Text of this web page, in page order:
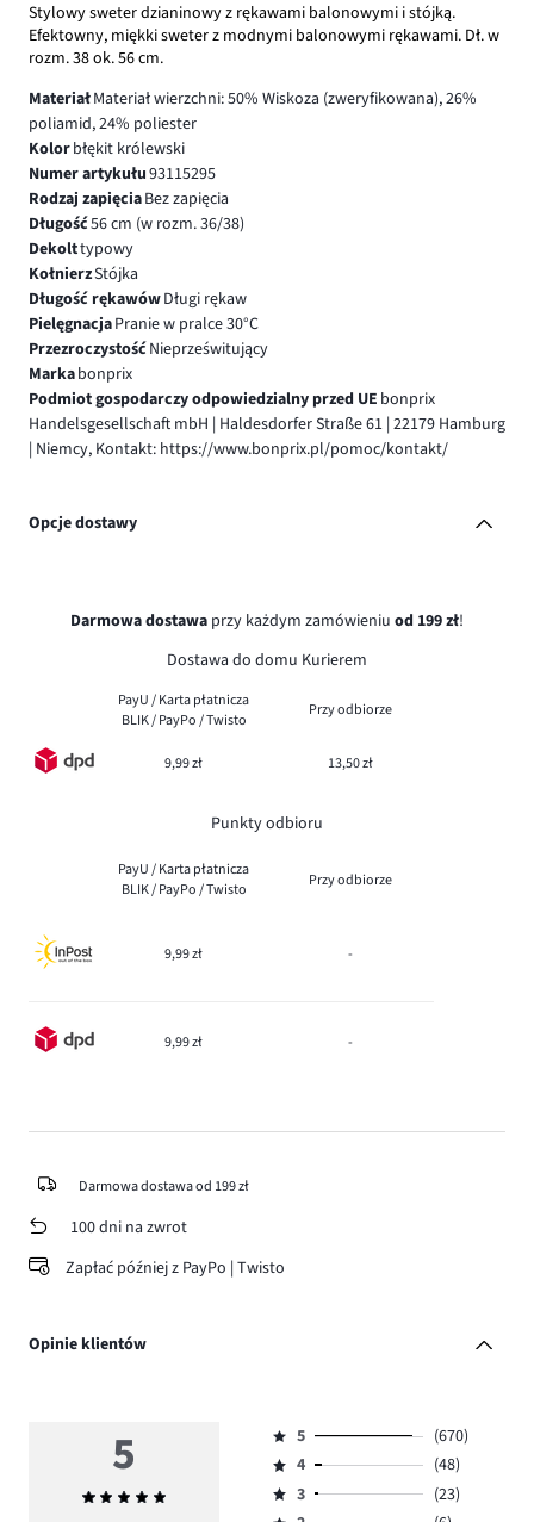
Stylowy sweter dzianinowy z rękawami balonowymi i stójką.
Efektowny, miękki sweter z modnymi balonowymi rękawami. Dł. w
rozm. 38 ok. 56 cm.
MateriałMateriał wierzchni: 50% Wiskoza (zweryfikowana), 26%
poliamid, 24% poliester
Kolorbłękit królewski
Numer artykułu93115295
Rodzaj zapięciaBez zapięcia
Długość56 cm (w rozm. 36/38)
Dekolttypowy
KołnierzStójka
Długość rękawówDługi rękaw
PielęgnacjaPranie w pralce 30°C
PrzezroczystośćNieprześwitujący
Markabonprix
Podmiot gospodarczy odpowiedzialny przed UE bonprix
Handelsgesellschaft mbH | Haldesdorfer Straße 61 | 22179 Hamburg
| Niemcy, Kontakt: https://www.bonprix.pl/pomoc/kontakt/
Opcje dostawy
Darmowa dostawa przy każdym zamówieniu od 199 zł!
Dostawa do domu Kurierem
PayU / Karta płatnicza
BLIK / PayPo / Twisto
Przy odbiorze
9,99 zł 13,50 zł
Punkty odbioru
PayU / Karta płatnicza
BLIK / PayPo / Twisto
Przy odbiorze
9,99 zł -
9,99 zł -
Darmowa dostawa od 199 zł
100 dni na zwrot
Zapłać później z PayPo | Twisto
Opinie klientów
5
Średnia
Ocena
5,
ilość
5
(670)
Ocena
4,
4
(48)
Ocena
3
(23)